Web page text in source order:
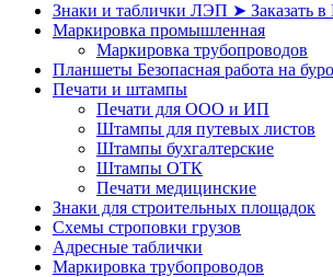
Знаки и таблички ЛЭП ➤ Заказать в
Маркировка промышленная
Маркировка трубопроводов
Планшеты Безопасная работа на
Печати и штампы
Печати для ООО и ИП
Штампы для путевых листов
Штампы бухгалтерские
Штампы ОТК
Печати медицинские
Знаки для строительных площадок
Схемы строповки грузов
Адресные таблички
Маркировка трубопроводов